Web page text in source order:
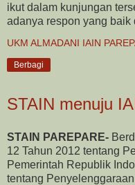
ikut dalam kunjungan
adanya respon yang baik
UKM ALMADANI IAIN
Berbagi
STAIN menuju
STAIN PAREPARE-
12 Tahun 2012 tentang
Pemerintah Republik
tentang